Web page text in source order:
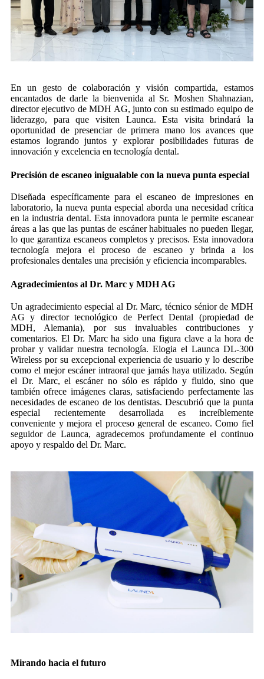
En un gesto de colaboración y visión compartida, estamos
encantados de darle la bienvenida al Sr. Moshen Shahnazian,
director ejecutivo de MDH AG, junto con su estimado equipo de
liderazgo, para que visiten Launca. Esta visita brindará la
oportunidad de presenciar de primera mano los avances que
estamos logrando juntos y explorar posibilidades futuras de
innovación y excelencia en tecnología dental.
Precisión de escaneo inigualable con la nueva punta especial
Diseñada específicamente para el escaneo de impresiones en
laboratorio, la nueva punta especial aborda una necesidad crítica
en la industria dental. Esta innovadora punta le permite escanear
áreas a las que las puntas de escáner habituales no pueden llegar,
lo que garantiza escaneos completos y precisos. Esta innovadora
tecnología mejora el proceso de escaneo y brinda a los
profesionales dentales una precisión y eficiencia incomparables.
Agradecimientos al Dr. Marc y MDH AG
Un agradecimiento especial al Dr. Marc, técnico sénior de MDH
AG y director tecnológico de Perfect Dental (propiedad de
MDH, Alemania), por sus invaluables contribuciones y
comentarios. El Dr. Marc ha sido una figura clave a la hora de
probar y validar nuestra tecnología. Elogia el Launca DL-300
Wireless por su excepcional experiencia de usuario y lo describe
como el mejor escáner intraoral que jamás haya utilizado. Según
el Dr. Marc, el escáner no sólo es rápido y fluido, sino que
también ofrece imágenes claras, satisfaciendo perfectamente las
necesidades de escaneo de los dentistas. Descubrió que la punta
especial recientemente desarrollada es increíblemente
conveniente y mejora el proceso general de escaneo. Como fiel
seguidor de Launca, agradecemos profundamente el continuo
apoyo y respaldo del Dr. Marc.
Mirando hacia el futuro